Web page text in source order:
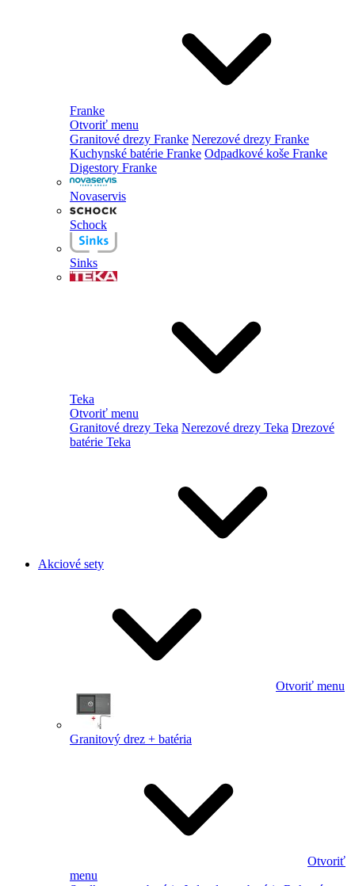
Franke
Otvoriť menu
Granitové drezy Franke Nerezové drezy Franke
Kuchynské batérie Franke Odpadkové koše Franke
Digestory Franke
Novaservis
Schock
Sinks
Teka
Otvoriť menu
Granitové drezy Teka Nerezové drezy Teka Drezové
batérie Teka
Akciové sety
Otvoriť menu
Granitový drez + batéria
Otvoriť
menu